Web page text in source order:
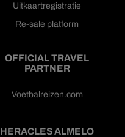
Uitkaartregistratie
Re-sale platform
OFFICIAL TRAVEL
PARTNER
Voetbalreizen.com
HERACLES ALMELO